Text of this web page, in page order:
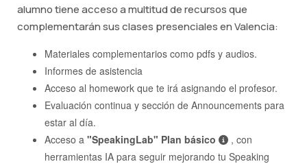
alumno tiene acceso a multitud de recursos que
complementarán sus clases presenciales en Valencia:
Materiales complementarios como pdfs y audios.
Informes de asistencia
Acceso al homework que te irá asignando el profesor.
Evaluación continua y sección de Announcements para
estar al día.
Acceso a "SpeakingLab" Plan básico
, con
herramientas IA para seguir mejorando tu Speaking